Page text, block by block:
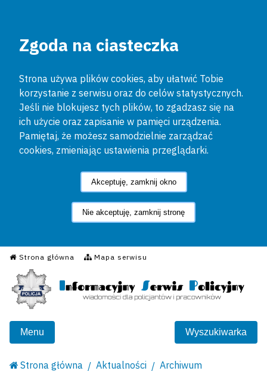
Zgoda na ciasteczka
Strona używa plików cookies, aby ułatwić Tobie
korzystanie z serwisu oraz do celów statystycznych.
Jeśli nie blokujesz tych plików, to zgadzasz się na
ich użycie oraz zapisanie w pamięci urządzenia.
Pamiętaj, że możesz samodzielnie zarządzać
cookies, zmieniając ustawienia przeglądarki.
Akceptuję, zamknij okno
Nie akceptuję, zamknij stronę
Strona główna Mapa serwisu
Informacyjny Serwis
Menu Wyszukiwarka
Strona główna Aktualności Archiwum